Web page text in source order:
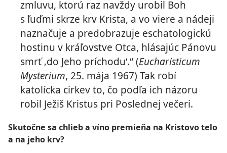
zmluvu, ktorú raz navždy urobil Boh
s ľuďmi skrze krv Krista, a vo viere a nádeji
naznačuje a predobrazuje eschatologickú
hostinu v kráľovstve Otca, hlásajúc Pánovu
smrť ‚do Jeho príchodu‘.“ ​(Eucharisticum
Mysterium, 25. mája 1967) Tak robí
katolícka cirkev to, čo podľa ich názoru
robil Ježiš Kristus pri Poslednej večeri.
Skutočne sa chlieb a víno premieňa na Kristovo telo
a na jeho krv?